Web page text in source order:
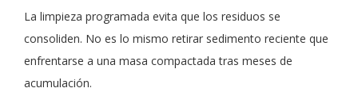
La limpieza programada evita que los residuos se
consoliden. No es lo mismo retirar sedimento reciente que
enfrentarse a una masa compactada tras meses de
acumulación.